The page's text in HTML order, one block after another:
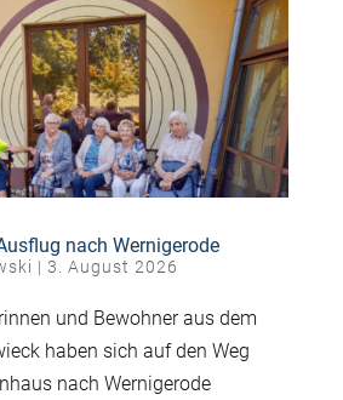
nach Wernigerode
| 3. August 2026
und Bewohner aus dem
haben sich auf den Weg
nach Wernigerode